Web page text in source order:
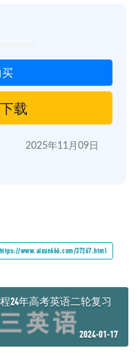
载
2025年11月09日
www.aixue666.com/37267.html
24年高考英语二轮复习
2024-01-17